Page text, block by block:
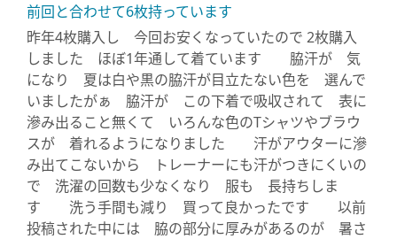
前回と合わせて6枚持っています
昨年4枚購入し 今回お安くなっていたので 2枚購入
しました ほぼ1年通して着ています 脇汗が 気
になり 夏は白や黒の脇汗が目立たない色を 選んで
いましたがぁ 脇汗が この下着で吸収されて 表に
滲み出ること無くて いろんな色のTシャツやブラウ
スが 着れるようになりました 汗がアウターに滲
み出てこないから トレーナーにも汗がつきにくいの
で 洗濯の回数も少なくなり 服も 長持ちしま
す 洗う手間も減り 買って良かったです 以前
投稿された中には 脇の部分に厚みがあるのが 暑さ